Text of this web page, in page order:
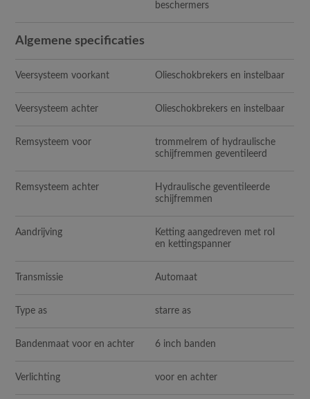
beschermers
Algemene specificaties
Veersysteem voorkant Olieschokbrekers en instelbaar
Veersysteem achter Olieschokbrekers en instelbaar
Remsysteem voor
trommelrem of hydraulische
schijfremmen geventileerd
Remsysteem achter
Hydraulische geventileerde
schijfremmen
Aandrijving
Ketting aangedreven met rol
en kettingspanner
Transmissie Automaat
Type as starre as
Bandenmaat voor en achter 6 inch banden
Verlichting voor en achter